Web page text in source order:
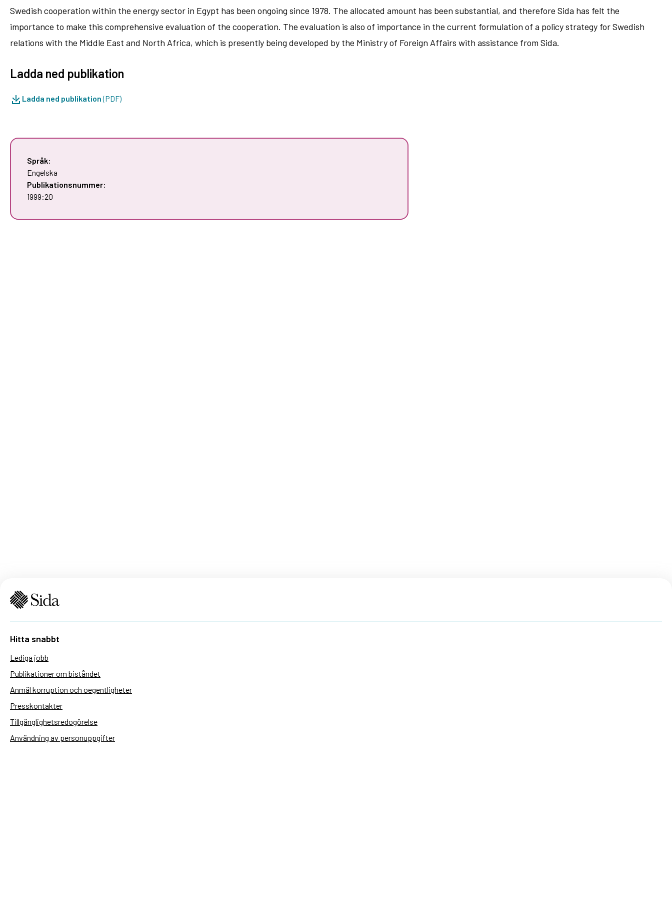
Swedish cooperation within the energy sector in Egypt has been ongoing since 1978. The allocated amount has been substantial, and therefore Sida has felt the
importance to make this comprehensive evaluation of the cooperation. The evaluation is also of importance in the current formulation of a policy strategy for Swedish
relations with the Middle East and North Africa, which is presently being developed by the Ministry of Foreign Affairs with assistance from Sida.
Ladda ned publikation
Ladda ned publikation(PDF)
Språk:
Engelska
Publikationsnummer:
1999:20
Hitta snabbt
Lediga jobb
Publikationer om biståndet
Anmäl korruption och oegentligheter
Presskontakter
Tillgänglighetsredogörelse
Användning av personuppgifter